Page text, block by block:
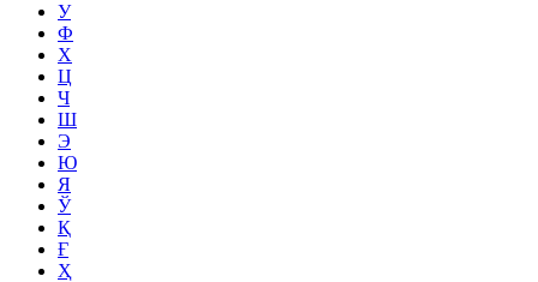
У
Ф
Х
Ц
Ч
Ш
Э
Ю
Я
Ў
Қ
Ғ
Ҳ